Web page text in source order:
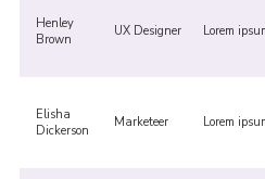
Henley
Brown
UX Designer Lorem
Elisha
Dickerson
Marketeer Lorem